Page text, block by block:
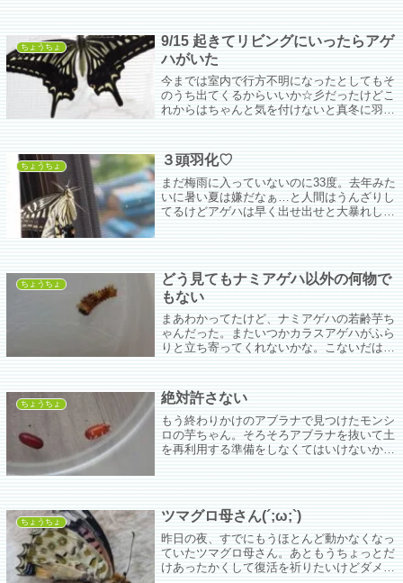
ちょうちょ
9/15 起きてリビングにいったらアゲ
ハがいた
今までは室内で行方不明になったとしてもそ
のうち出てくるからいいか☆彡だったけどこ
れからはちゃんと気を付けないと真冬に羽化
ちょうちょ ３頭羽化♡
まだ梅雨に入っていないのに33度。去年みた
いに暑い夏は嫌だなぁ…と人間はうんざりし
てるけどアゲハは早く出せ出せと大暴れして
ちょうちょ
どう見てもナミアゲハ以外の何物で
もない
まあわかってたけど、ナミアゲハの若齢芋ち
ゃんだった。またいつかカラスアゲハがふら
りと立ち寄ってくれないかな。こないだはモ
ちょうちょ 絶対許さない
もう終わりかけのアブラナで見つけたモンシ
ロの芋ちゃん。そろそろアブラナを抜いて土
を再利用する準備をしなくてはいけないから
ちょうちょ ツマグロ母さん(´;ω;`)
昨日の夜、すでにもうほとんど動かなくなっ
ていたツマグロ母さん。あともうちょっとだ
けあったかくして復活を祈りたいけどダメか